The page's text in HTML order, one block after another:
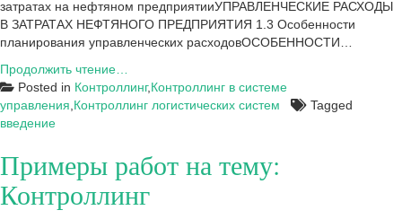
затратах на нефтяном предприятииУПРАВЛЕНЧЕСКИЕ РАСХОДЫ
В ЗАТРАТАХ НЕФТЯНОГО ПРЕДПРИЯТИЯ 1.3 Особенности
планирования управленческих расходовОСОБЕННОСТИ…
Продолжить чтение…
к
диссертации:
управленческих
расходов
на
Posted in Контроллинг,Контроллинг в системе
управления Контроллинг логистических систем
Tagged
введение
Примеры работ на тему:
Контроллинг